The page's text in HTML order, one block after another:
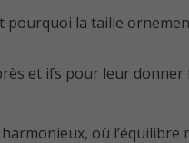
pourquoi la taille
et ifs pour leur donner
où l’équilibre